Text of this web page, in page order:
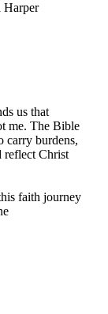
us that
me. The Bible
carry burdens,
reflect Christ
faith journey